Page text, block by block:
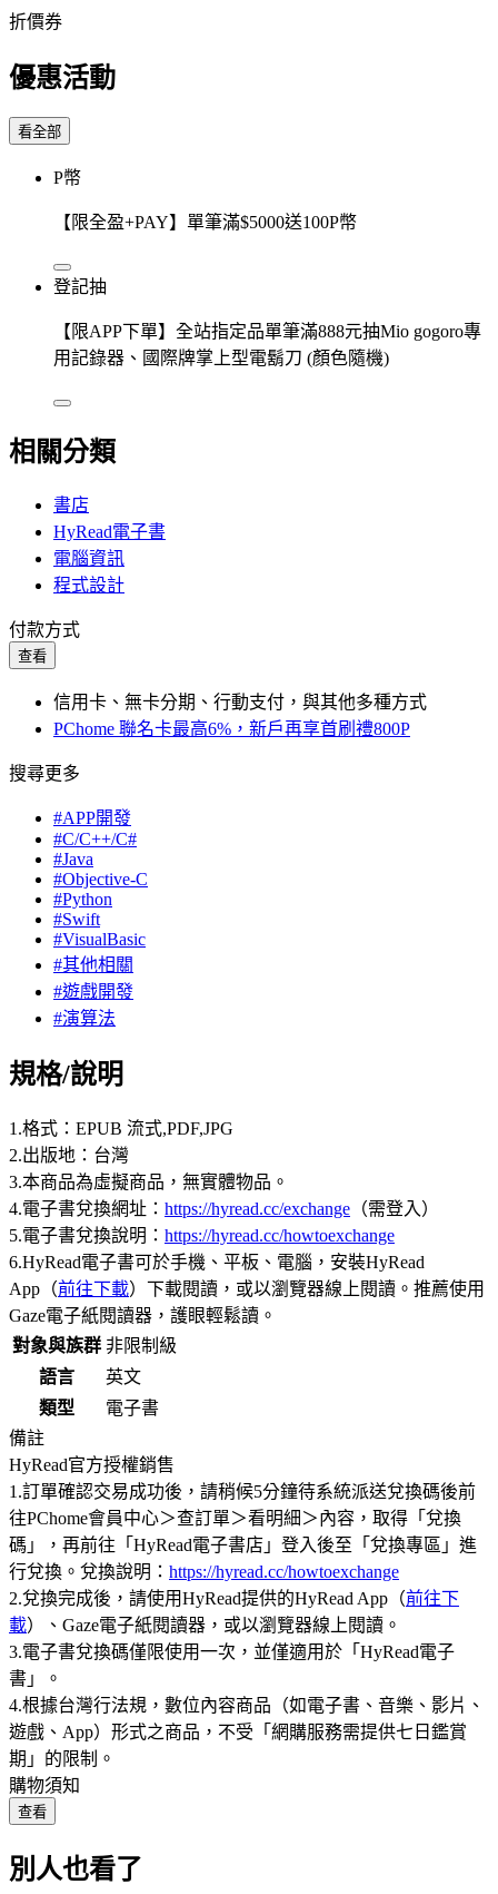
折價券
優惠活動
看全部
P幣
【限全盈+PAY】單筆滿$5000送100P幣
登記抽
【限APP下單】全站指定品單筆滿888元抽Mio gogoro專
用記錄器、國際牌掌上型電鬍刀 (顏色隨機)
相關分類
書店
HyRead電子書
電腦資訊
程式設計
付款方式
查看
信用卡、無卡分期、行動支付，與其他多種方式
PChome 聯名卡最高6%，新戶再享首刷禮800P
搜尋更多
#APP開發
#C/C++/C#
#Java
#Objective-C
#Python
#Swift
#VisualBasic
#其他相關
#遊戲開發
#演算法
規格/說明
1.格式：EPUB 流式,PDF,JPG
2.出版地：台灣
3.本商品為虛擬商品，無實體物品。
4.電子書兌換網址： https://hyread.cc/exchange （需登入）
5.電子書兌換說明： https://hyread.cc/howtoexchange
6.HyRead電子書可於手機、平板、電腦，安裝HyRead
App（前往下載）下載閱讀，或以瀏覽器線上閱讀。推薦使用
Gaze電子紙閱讀器，護眼輕鬆讀。
對象與族群 非限制級
語言
英文
類型
電子書
備註
HyRead官方授權銷售
1.訂單確認交易成功後，請稍候5分鐘待系統派送兌換碼後前
往PChome會員中心＞查訂單＞看明細＞內容，取得「兌換
碼」，再前往「HyRead電子書店」登入後至「兌換專區」進
行兌換。兌換說明： https://hyread.cc/howtoexchange
2.兌換完成後，請使用HyRead提供的HyRead App（前往下
載）、Gaze電子紙閱讀器，或以瀏覽器線上閱讀。
3.電子書兌換碼僅限使用一次，並僅適用於「HyRead電子
書」。
4.根據台灣行法規，數位內容商品（如電子書、音樂、影片、
遊戲、App）形式之商品，不受「網購服務需提供七日鑑賞
期」的限制。
購物須知
查看
別人也看了